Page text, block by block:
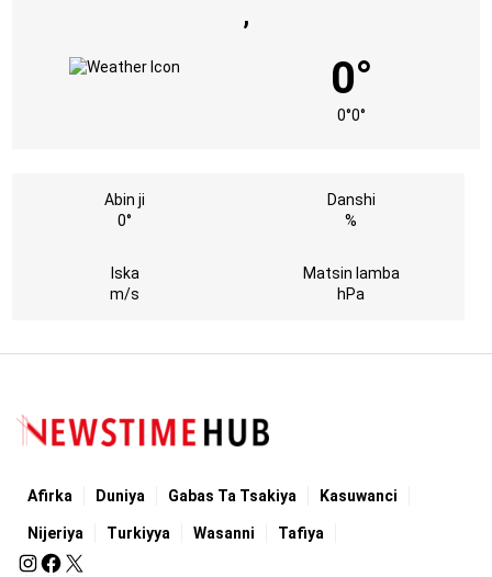
,
0°
0°0°
Abin ji
0°
Danshi
%
Iska
m/s
Matsin lamba
hPa
Afirka Duniya Gabas Ta Tsakiya Kasuwanci
Nijeriya Turkiyya Wasanni Tafiya